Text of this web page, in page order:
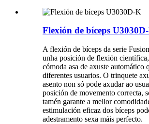
Flexión de bíceps
A flexión de bíceps da serie
unha posición de flexión
cómoda asa de axuste automático
diferentes usuarios. O trinquete
asento non só pode axudar ao
posición de movemento correcta,
tamén garante a mellor
estimulación eficaz dos bíceps
adestramento sexa máis perfecto.